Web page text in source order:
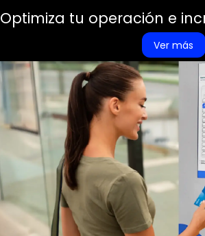
Optimiza tu operación e
Ver más